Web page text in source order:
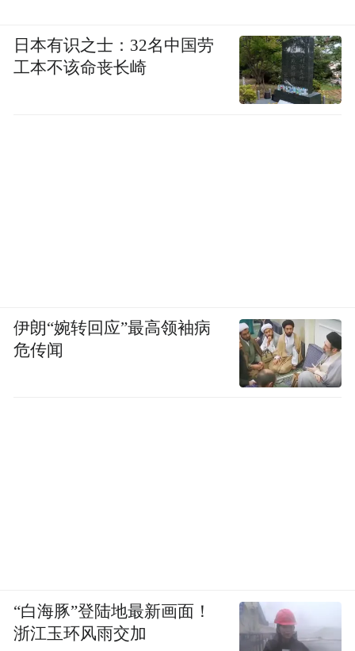
日本有识之士：32名中国劳
工本不该命丧长崎
伊朗“婉转回应”最高领袖病
危传闻
“白海豚”登陆地最新画面！
浙江玉环风雨交加